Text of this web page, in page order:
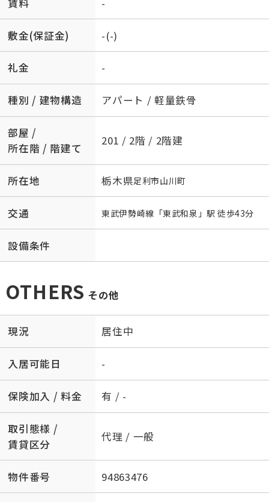
敷金(保証金) -(-)
礼金 -
種別 / 建物構造 アパート / 軽量鉄骨
部屋 /
所在階 / 階建て
201 / 2階 / 2階建
所在地 栃木県足利市山川町
交通 東武伊勢崎線 「東武和泉 」駅 徒歩43分
設備条件
OTHERS その他
現況 居住中
入居可能日 -
保険加入 / 料金 有 / -
取引態様 /
賃貸区分
代理 / 一般
物件番号 94863476